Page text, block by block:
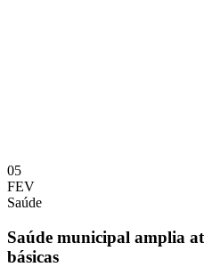
05
FEV
Saúde
Saúde municipal amplia
básicas